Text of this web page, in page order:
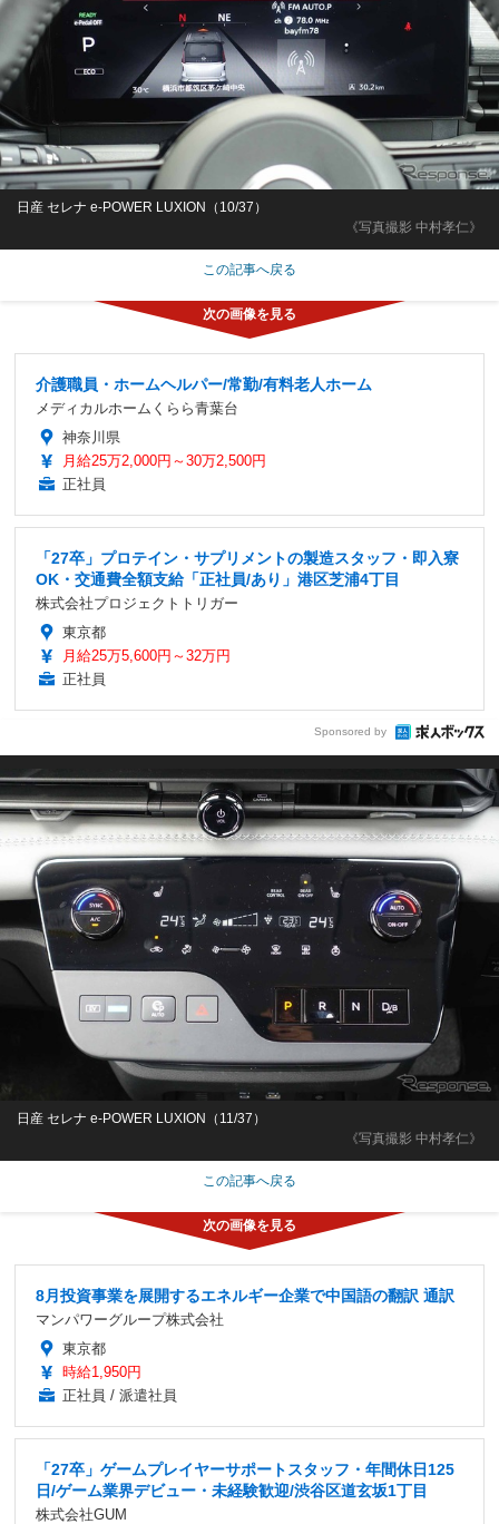
《写真撮影 中村孝仁》
日産 セレナ e-POWER LUXION（10/37）
この記事へ戻る
介護職員・ホームヘルパー/常勤/有料老人ホーム
メディカルホームくらら青葉台
神奈川県
月給25万2,000円～30万2,500円
正社員
「27卒」プロテイン・サプリメントの製造スタッフ・即入寮
OK・交通費全額支給「正社員/あり」港区芝浦4丁目
株式会社プロジェクトトリガー
東京都
月給25万5,600円～32万円
正社員
Sponsored by
《写真撮影 中村孝仁》
日産 セレナ e-POWER LUXION（11/37）
この記事へ戻る
8月投資事業を展開するエネルギー企業で中国語の翻訳 通訳
マンパワーグループ株式会社
東京都
時給1,950円
正社員 / 派遣社員
「27卒」ゲームプレイヤーサポートスタッフ・年間休日125
日/ゲーム業界デビュー・未経験歓迎/渋谷区道玄坂1丁目
株式会社GUM